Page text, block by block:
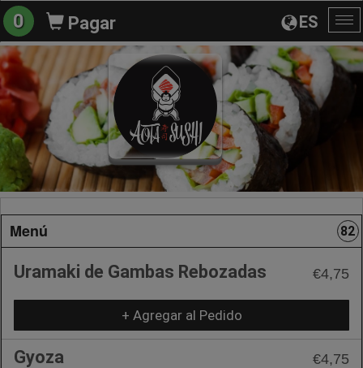
ES
0 Pagar
Menú 82
Uramaki de Gambas Rebozadas €4,75
+ Agregar al Pedido
Gyoza €4,75